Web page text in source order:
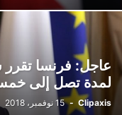
عاجل: فرنسا تقرر
لمدة تصل إلى
Clipaxis
- 15 نوفمبر، 2018